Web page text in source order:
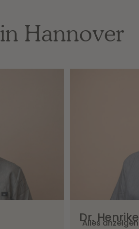
in Hannover
Dr.Henrike
Alles anzeigen